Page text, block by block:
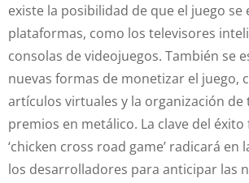
existe la posibilidad de que el juego se
plataformas, como los televisores
consolas de videojuegos. También se
nuevas formas de monetizar el juego,
artículos virtuales y la organización de
premios en metálico. La clave del
‘chicken cross road game’ radicará en
los desarrolladores para anticipar las